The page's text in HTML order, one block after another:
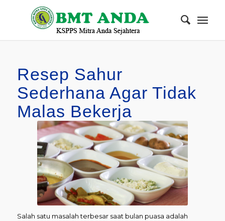
Resep Sahur
Sederhana Agar Tidak
Malas Bekerja
Salah satu masalah terbesar saat bulan puasa adalah